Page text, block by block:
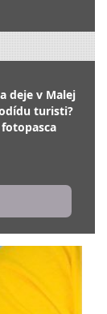
deje v Malej
turisti?